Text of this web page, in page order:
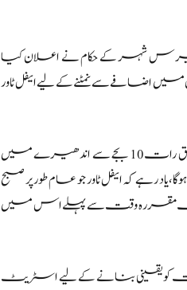
شہر کے حکام نے اعلان کیا
اضافے سے نمٹنے کے لیے ایفل ٹاور
واضح رہے کہ اس فیصلے سے پیرس شہر کی زیادہ تر تاریخی یادگاریں مقامی وقت کے مطابق رات 10 بجے سے اندھیرے میں
رہے کہ ایفل ٹاور جو عام طور پر صبح
اب مقررہ وقت سے پہلے اس میں
کو یقینی بنانے کے لیے اسٹریٹ